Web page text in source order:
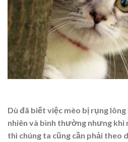
Dù đã biết việc mèo bị rụng
nhiên và bình thường nhưng khi
thì chúng ta cũng cần phải theo